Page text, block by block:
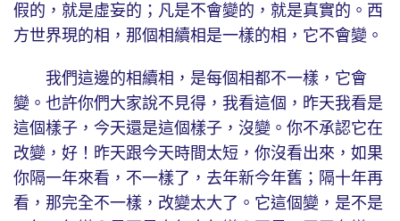
假的，就是虛妄的；凡是不會變的，就是真實的。西
方世界現的相，那個相續相是一樣的相，它不會變。
我們這邊的相續相，是每個相都不一樣，它會
變。也許你們大家說不見得，我看這個，昨天我看是
這個樣子，今天還是這個樣子，沒變。你不承認它在
改變，好！昨天跟今天時間太短，你沒看出來，如果
你隔一年來看，不一樣了，去年新今年舊；隔十年再
看，那完全不一樣，改變太大了。它這個變，是不是